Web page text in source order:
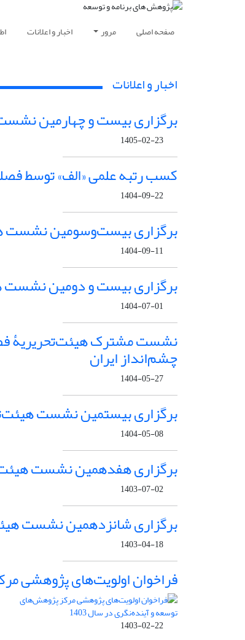
صفحه اصلی مرور اخبار و اعلانات
اخبار و اعلانات
برگزاری بیست و چهارمین
1405-02-23
کسب رتبه علمی «الف» توسط
1404-09-22
برگزاری بیست‌وسومین نشست
1404-09-11
برگزاری بیست و دومین نشست
1404-07-01
نشست مشترک هیئت‌تحریریۀ
چشم‌انداز ایران
1404-05-27
برگزاری بیستمین نشست
1404-05-08
برگزاری هفدهمین نشست
1403-07-02
برگزاری شانزدهمین نشست
1403-04-18
فراخوان اولویت‌های پژوهشی
1403-02-22